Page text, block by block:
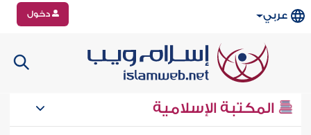
عربي دخول
المكتبة الإسلامية